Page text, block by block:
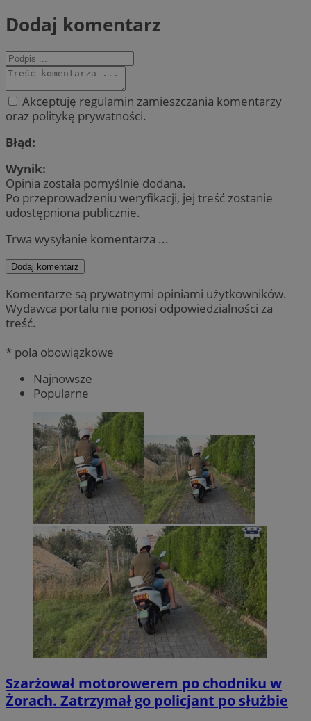
Dodaj komentarz
Akceptuję regulamin zamieszczania komentarzy
oraz politykę prywatności.
Błąd:
Wynik:
Opinia została pomyślnie dodana.
Po przeprowadzeniu weryfikacji, jej treść zostanie
udostępniona publicznie.
Trwa wysyłanie komentarza ...
Dodaj komentarz
Komentarze są prywatnymi opiniami użytkowników.
Wydawca portalu nie ponosi odpowiedzialności za
treść.
* pola obowiązkowe
Najnowsze
Popularne
Szarżował motorowerem po chodniku w
Żorach. Zatrzymał go policjant po służbie